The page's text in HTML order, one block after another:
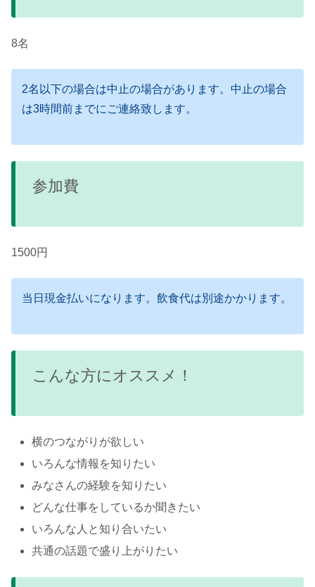
8名
2名以下の場合は中止の場合があります。中止の場合
は3時間前までにご連絡致します。
参加費
1500円
当日現金払いになります。飲食代は別途かかります。
こんな方にオススメ！
横のつながりが欲しい
いろんな情報を知りたい
みなさんの経験を知りたい
どんな仕事をしているか聞きたい
いろんな人と知り合いたい
共通の話題で盛り上がりたい